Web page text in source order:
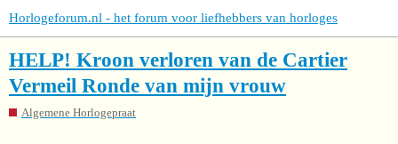
Horlogeforum.nl - het forum voor liefhebbers van horloges
HELP! Kroon verloren van de Cartier
Vermeil Ronde van mijn vrouw
Algemene Horlogepraat